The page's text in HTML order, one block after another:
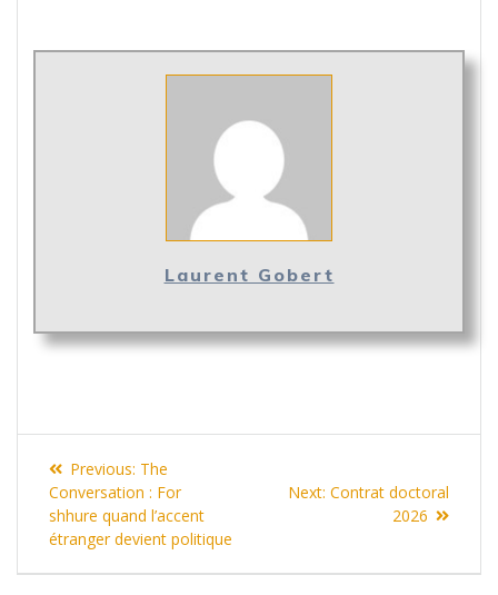
Laurent Gobert
Navigation
de
l’article
Previous: Previous
post:
The
Conversation : For
shhure quand l’accent
étranger devient politique
Next: Next
Contrat doctoral
2026